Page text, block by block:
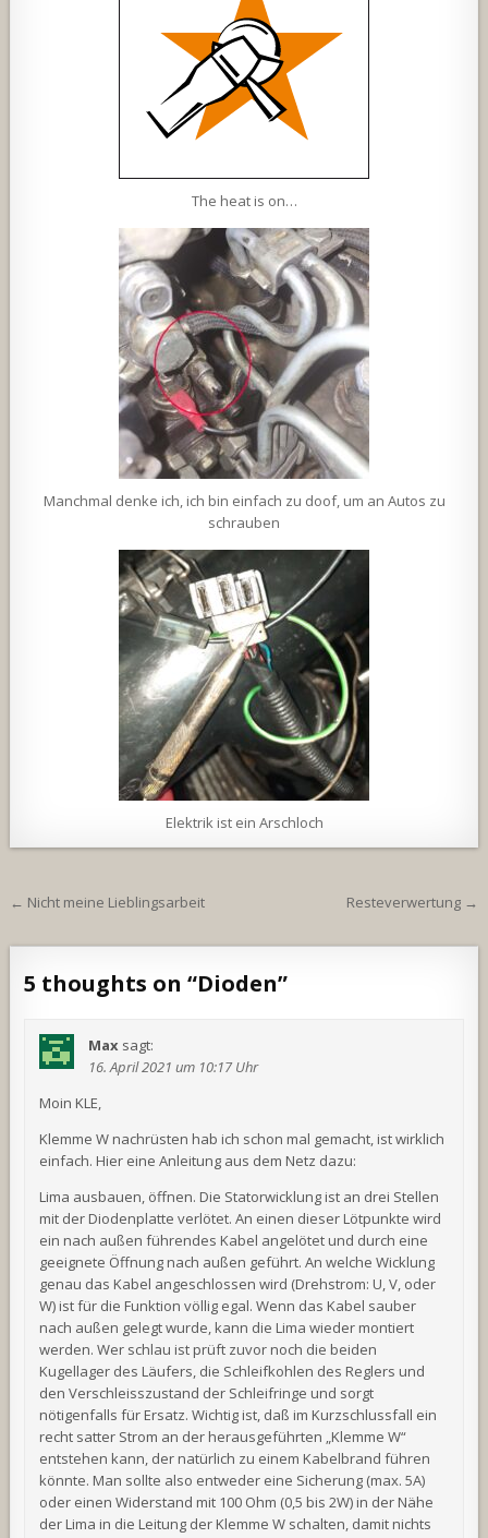
The heat is on…
Manchmal denke ich, ich bin einfach zu doof, um an Autos zu
schrauben
Elektrik ist ein Arschloch
Beitragsnavigation
← Nicht meine Lieblingsarbeit Resteverwertung →
5 thoughts on “Dioden”
Max sagt:
16. April 2021 um 10:17 Uhr
Moin KLE,
Klemme W nachrüsten hab ich schon mal gemacht, ist wirklich
einfach. Hier eine Anleitung aus dem Netz dazu:
Lima ausbauen, öffnen. Die Statorwicklung ist an drei Stellen
mit der Diodenplatte verlötet. An einen dieser Lötpunkte wird
ein nach außen führendes Kabel angelötet und durch eine
geeignete Öffnung nach außen geführt. An welche Wicklung
genau das Kabel angeschlossen wird (Drehstrom: U, V, oder
W) ist für die Funktion völlig egal. Wenn das Kabel sauber
nach außen gelegt wurde, kann die Lima wieder montiert
werden. Wer schlau ist prüft zuvor noch die beiden
Kugellager des Läufers, die Schleifkohlen des Reglers und
den Verschleisszustand der Schleifringe und sorgt
nötigenfalls für Ersatz. Wichtig ist, daß im Kurzschlussfall ein
recht satter Strom an der herausgeführten „Klemme W“
entstehen kann, der natürlich zu einem Kabelbrand führen
könnte. Man sollte also entweder eine Sicherung (max. 5A)
oder einen Widerstand mit 100 Ohm (0,5 bis 2W) in der Nähe
der Lima in die Leitung der Klemme W schalten, damit nichts